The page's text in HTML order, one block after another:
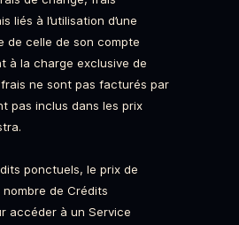
liés à l’utilisation d’une
de celle de son compte
à la charge exclusive de
frais ne sont pas facturés par
pas inclus dans les prix
ponctuels, le prix de
nombre de Crédits
accéder à un Service